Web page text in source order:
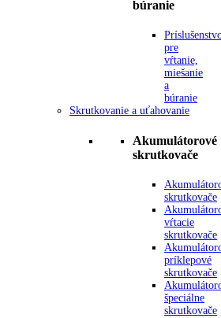
búranie
pre
vŕtanie,
miešanie
a
búranie
Skrutkovanie a uťahovanie
Akumulátorové
skrutkovače
skrutkovače
vŕtacie
skrutkovače
príklepové
skrutkovače
špeciálne
skrutkovače